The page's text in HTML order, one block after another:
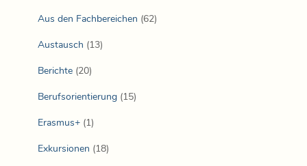
Aus den Fachbereichen (62)
Austausch (13)
Berichte (20)
Berufsorientierung (15)
Erasmus+ (1)
Exkursionen (18)